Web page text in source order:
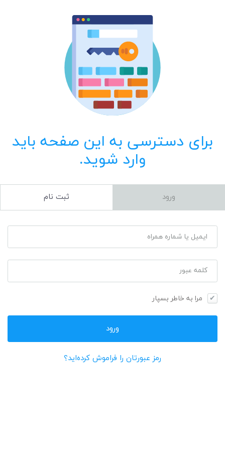
برای دسترسی به این صفحه باید
وارد شوید.
ورود ثبت نام
ایمیل یا شماره همراه
کلمه عبور
مرا به خاطر بسپار
رمز عبورتان را فراموش کرده‌اید؟